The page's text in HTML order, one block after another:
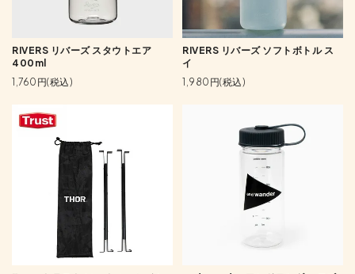
RIVERS リバーズ スタウトエア
400ml
1,760円(税込)
RIVERS リバーズ ソフトボトル ス
イ
1,980円(税込)